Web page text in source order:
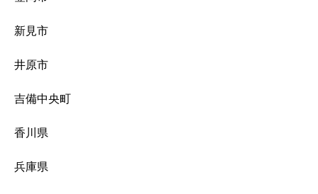
新見市
井原市
吉備中央町
香川県
兵庫県